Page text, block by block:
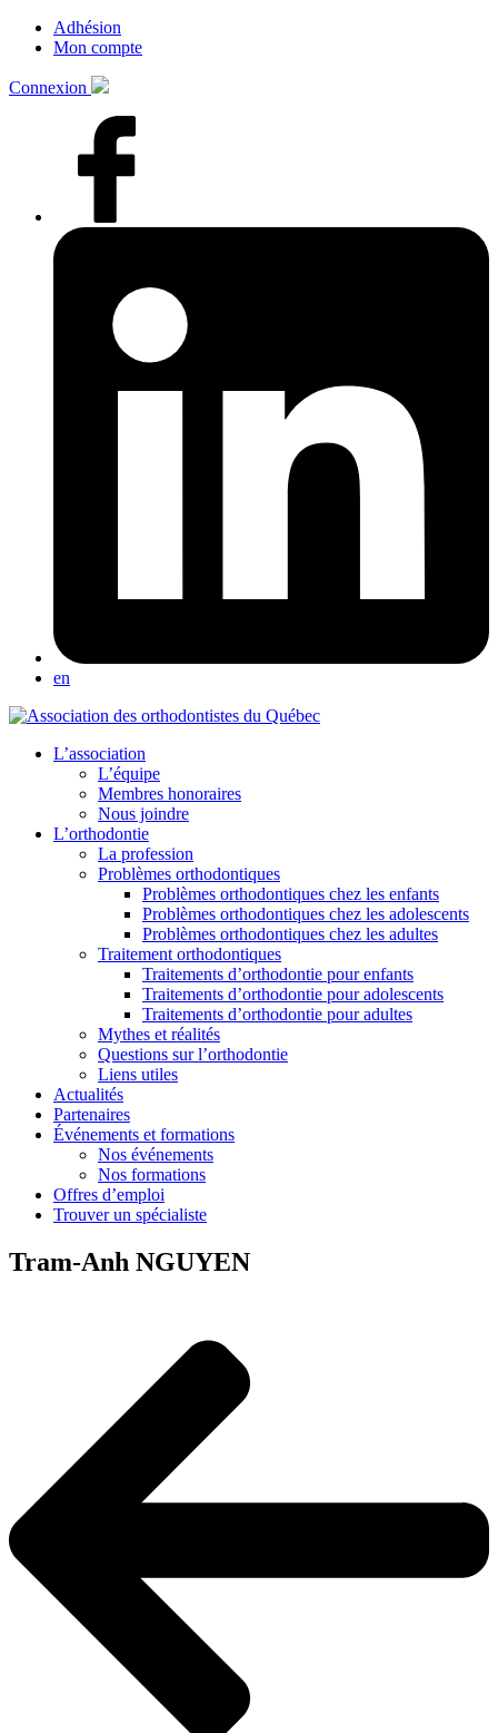
Adhésion
Mon compte
Connexion
en
L’association
L’équipe
Membres honoraires
Nous joindre
L’orthodontie
La profession
Problèmes orthodontiques
Problèmes orthodontiques chez les enfants
Problèmes orthodontiques chez les adolescents
Problèmes orthodontiques chez les adultes
Traitement orthodontiques
Traitements d’orthodontie pour enfants
Traitements d’orthodontie pour adolescents
Traitements d’orthodontie pour adultes
Mythes et réalités
Questions sur l’orthodontie
Liens utiles
Actualités
Partenaires
Événements et formations
Nos événements
Nos formations
Offres d’emploi
Trouver un spécialiste
Tram-Anh NGUYEN